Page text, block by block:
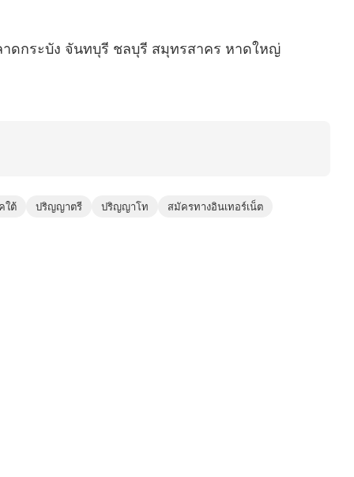
ดกระบัง จันทบุรี ชลบุรี สมุทรสาคร หาดใหญ่
ใต้ ปริญญาตรี ปริญญาโท
สมัครทางอินเทอร์เน็ต